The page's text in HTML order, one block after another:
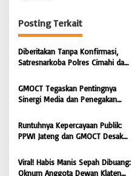
g
a
s
p
o
s
Posting Terkait
Diberitakan Tanpa Konfirmasi,
Satresnarkoba Polres Cimahi dan
Sepihak
GMOCT Tegaskan Pentingnya
Sinergi Media dan Penegakan
Kabupaten Limapuluh Kota
Runtuhnya Kepercayaan Publik:
PPWI Jateng dan GMOCT Desak
Diperas” Bupati Pemalang Serta
Oknum KPK
Viral! Habis Manis Sepah Dibuang:
Oknum Anggota Dewan Klaten